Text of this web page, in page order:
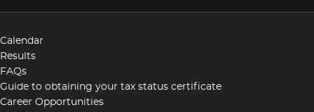
Calendar
Results
FAQs
Guide to obtaining your tax status certificate
Career Opportunities